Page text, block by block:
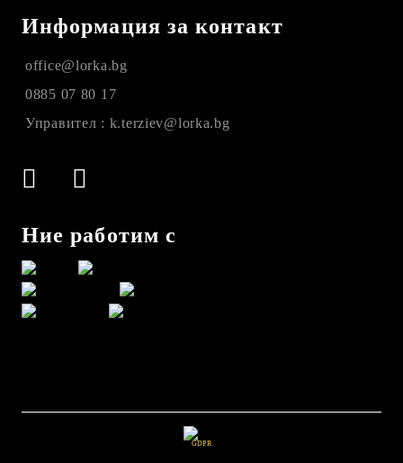
Информация за контакт
office@lorka.bg
0885 07 80 17
Управител : k.terziev@lorka.bg
Ние работим с
GDPR